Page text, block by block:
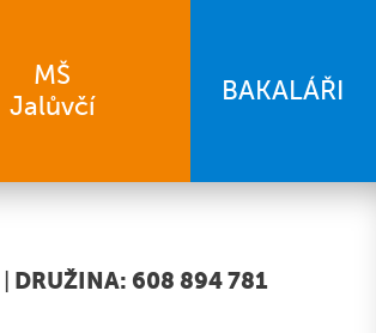
MŠ
Jalůvčí
BAKALÁŘI
DRUŽINA: 608 894 781